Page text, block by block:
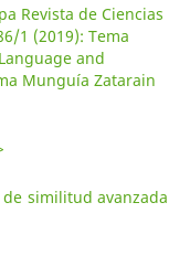
Revista de Ciencias
1 (2019): Tema
and
Munguía Zatarain
similitud avanzada